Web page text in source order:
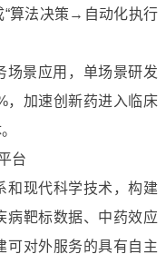
“算法决策→自动化执行
景应用，单场景研发
，加速创新药进入临床
台
现代科学技术，构建
病靶标数据、中药效应
可对外服务的具有自主